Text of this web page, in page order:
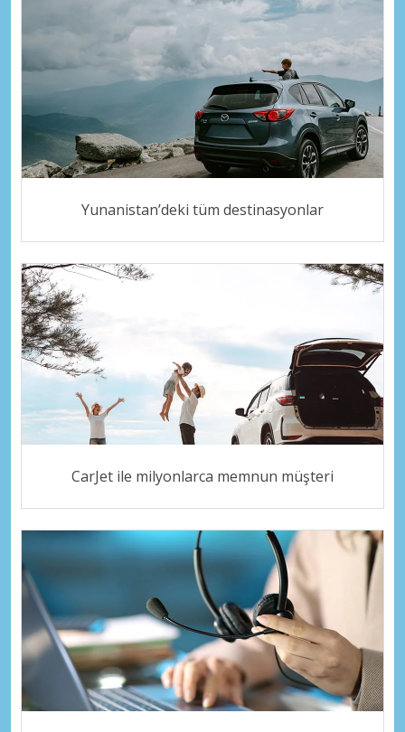
Yunanistan’deki tüm destinasyonlar
CarJet ile milyonlarca memnun müşteri